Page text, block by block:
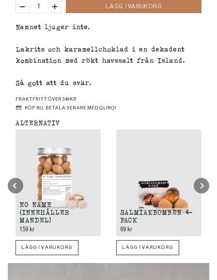
LÄGG I VARUKORG
Namnet ljuger inte.
Lakrits och karamellchoklad i en dekadent
kombination med rökt havssalt från Island.
Så gott att du svär.
FRAKTFRITT ÖVER 349KR
KÖP NU, BETALA SENARE MED QLIRO!
ALTERNATIV
NO NAME
(INNEHÅLLER
MANDEL)
159 kr
LÄGG I VARUKORG
SALMIAKBOMBEN 4-
PACK
69 kr
LÄGG I VARUKORG